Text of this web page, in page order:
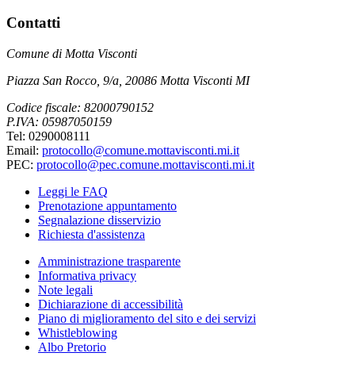
Contatti
Comune di Motta Visconti
Piazza San Rocco, 9/a, 20086 Motta Visconti MI
Codice fiscale: 82000790152
P.IVA: 05987050159
Tel: 0290008111
Email: protocollo@comune.mottavisconti.mi.it
PEC: protocollo@pec.comune.mottavisconti.mi.it
Leggi le FAQ
Prenotazione appuntamento
Segnalazione disservizio
Richiesta d'assistenza
Amministrazione trasparente
Informativa privacy
Note legali
Dichiarazione di accessibilità
Piano di miglioramento del sito e dei servizi
Whistleblowing
Albo Pretorio